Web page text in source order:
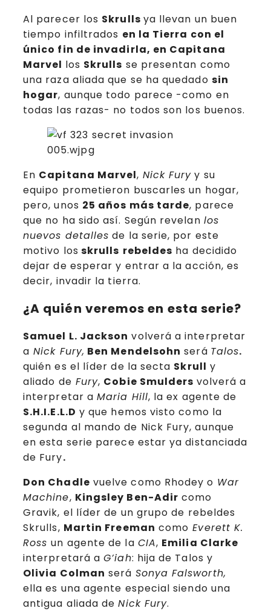
Al parecer los Skrulls ya llevan un buen
tiempo infiltrados en la Tierra con el
único fin de invadirla, en Capitana
Marvel los Skrulls se presentan como
una raza aliada que se ha quedado sin
hogar, aunque todo parece -como en
todas las razas- no todos son los buenos.
En Capitana Marvel, Nick Fury y su
equipo prometieron buscarles un hogar,
pero, unos 25 años más tarde, parece
que no ha sido así. Según revelan los
nuevos detalles de la serie, por este
motivo los skrulls rebeldes ha decidido
dejar de esperar y entrar a la acción, es
decir, invadir la tierra.
¿A quién veremos en esta serie?
Samuel L. Jackson volverá a interpretar
a Nick Fury, Ben Mendelsohn será Talos.
quién es el líder de la secta Skrull y
aliado de Fury, Cobie Smulders volverá a
interpretar aMaria Hill, la ex agente de
S.H.I.E.L.D y que hemos visto como la
segunda al mando de Nick Fury, aunque
en esta serie parece estar ya distanciada
de Fury.
Don Chadle vuelve como Rhodey o War
Machine, Kingsley Ben-Adir como
Gravik, el líder de un grupo de rebeldes
Skrulls, Martin Freeman como Everett K.
Rossun agente de la CIA, Emilia Clarke
interpretará aG’iah: hija de Talos y
Olivia Colman será Sonya Falsworth,
ella es una agente especial siendo una
antigua aliada deNick Fury.